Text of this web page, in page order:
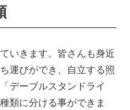
いきます。皆さんも身近
運びができ、自立する照
デーブルスタンドライ
類に分ける事ができま